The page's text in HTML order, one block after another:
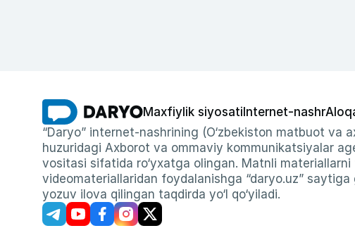
Maxfiylik siyosati Internet-nashr
“Daryo” internet-nashrining (O‘zbekiston matbuot va
huzuridagi Axborot va ommaviy kommunikatsiyalar
vositasi sifatida ro‘yxatga olingan. Matnli
videomateriallaridan foydalanishga “daryo.uz”
yozuv ilova qilingan taqdirda yo‘l qo‘yiladi.